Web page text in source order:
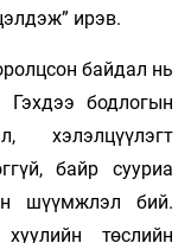
ирэв.
байдал нь
Гэхдээ бодлогын
хэлэлцүүлэгт
байр сууриа
шүүмжлэл бий.
төслийн